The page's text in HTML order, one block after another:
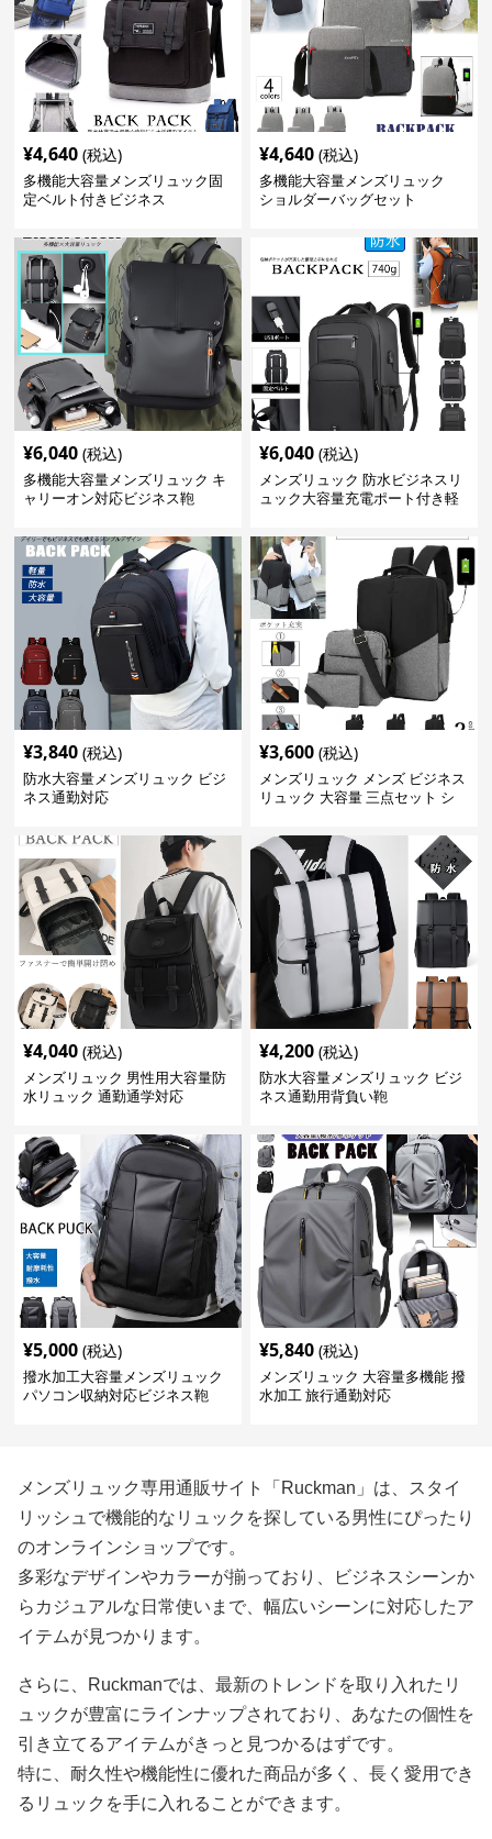
¥4,640 (税込)
多機能大容量メンズリュック固
定ベルト付きビジネス
¥4,640 (税込)
多機能大容量メンズリュック
ショルダーバッグセット
¥6,040 (税込)
多機能大容量メンズリュック キ
ャリーオン対応ビジネス鞄
¥6,040 (税込)
メンズリュック 防水ビジネスリ
ュック大容量充電ポート付き軽
¥3,840 (税込)
防水大容量メンズリュック ビジ
ネス通勤対応
¥3,600 (税込)
メンズリュック メンズ ビジネス
リュック 大容量 三点セット シ
¥4,040 (税込)
メンズリュック 男性用大容量防
水リュック 通勤通学対応
¥4,200 (税込)
防水大容量メンズリュック ビジ
ネス通勤用背負い鞄
¥5,000 (税込)
撥水加工大容量メンズリュック
パソコン収納対応ビジネス鞄
¥5,840 (税込)
メンズリュック 大容量多機能 撥
水加工 旅行通勤対応
メンズリュック専用通販サイト「Ruckman」は、スタイ
リッシュで機能的なリュックを探している男性にぴったり
のオンラインショップです。
多彩なデザインやカラーが揃っており、ビジネスシーンか
らカジュアルな日常使いまで、幅広いシーンに対応したア
イテムが見つかります。
さらに、Ruckmanでは、最新のトレンドを取り入れたリ
ュックが豊富にラインナップされており、あなたの個性を
引き立てるアイテムがきっと見つかるはずです。
特に、耐久性や機能性に優れた商品が多く、長く愛用でき
るリュックを手に入れることができます。